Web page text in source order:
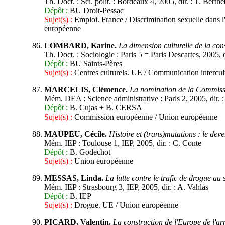
Dépôt : BU Droit-Pessac
Sujet(s) : Emploi. France / Discrimination sexuelle
européenne
LOMBARD, Karine. La dimension culturelle de la
Th. Doct. : Sociologie : Paris 5 = Paris Descartes, 2005,
Dépôt : BU Saints-Pères
Sujet(s) : Centres culturels. UE / Communication
MARCELIS, Clémence. La nomination de la
Mém. DEA : Science administrative : Paris 2, 2005, dir.
Dépôt : B. Cujas + B. CERSA
Sujet(s) : Commission européenne / Union européenne
MAUPEU, Cécile. Histoire et (trans)mutations : le
Mém. IEP : Toulouse 1, IEP, 2005, dir. : C. Conte
Dépôt : B. Godechot
Sujet(s) : Union européenne
MESSAS, Linda. La lutte contre le trafic de drogue au
Mém. IEP : Strasbourg 3, IEP, 2005, dir. : A. Vahlas
Dépôt : B. IEP
Sujet(s) : Drogue. UE / Union européenne
PICARD, Valentin. La construction de l'Europe de